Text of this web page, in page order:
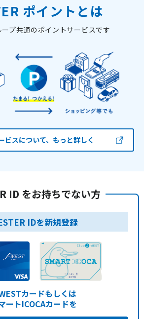
ポイントとは
プ共通のポイントサービスです
ビスについて、もっと詳しく
ID をお持ちでない方
IDを新規登録
カードもしくは
ートICOCAカードを